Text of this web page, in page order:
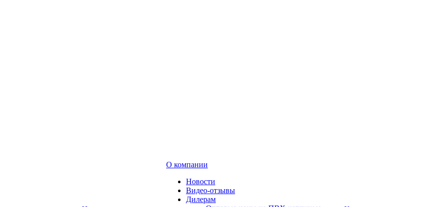
О компании
Новости
Видео-отзывы
Дилерам